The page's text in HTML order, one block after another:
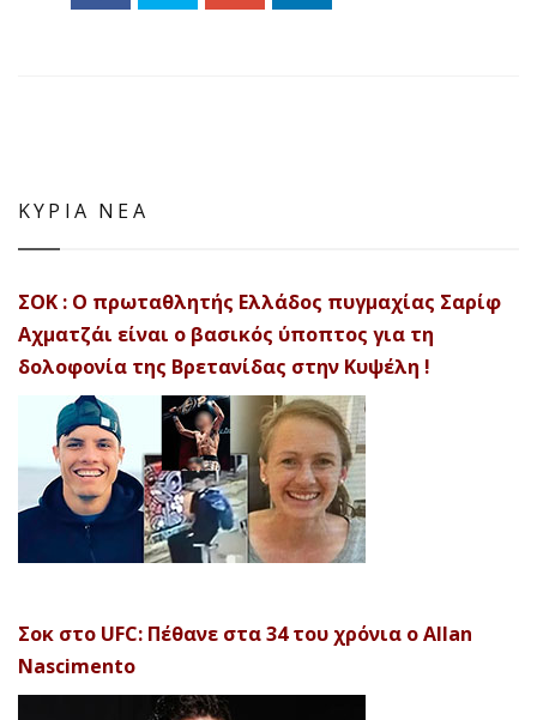
ΚΥΡΙΑ ΝΕΑ
ΣΟΚ : Ο πρωταθλητής Ελλάδος πυγμαχίας Σαρίφ
Αχματζάι είναι ο βασικός ύποπτος για τη
δολοφονία της Βρετανίδας στην Κυψέλη !
Σοκ στο UFC: Πέθανε στα 34 του χρόνια ο Allan
Nascimento